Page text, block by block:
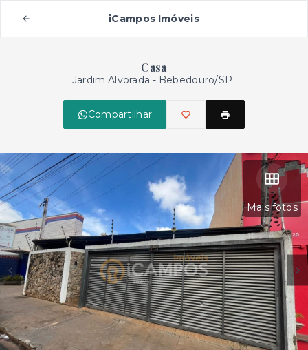
iCampos Imóveis
Casa
Jardim Alvorada - Bebedouro/SP
Compartilhar
Mais fotos